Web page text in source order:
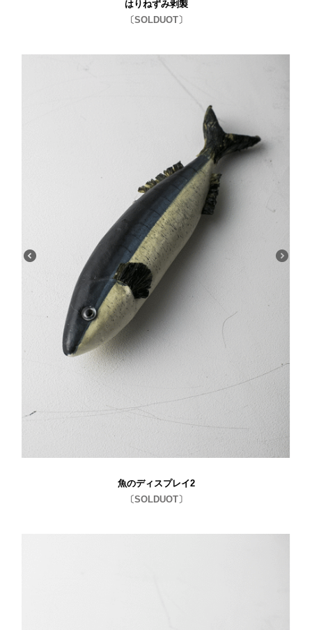
はりねずみ剥製
〔SOLDUOT〕
魚のディスプレイ2
〔SOLDUOT〕